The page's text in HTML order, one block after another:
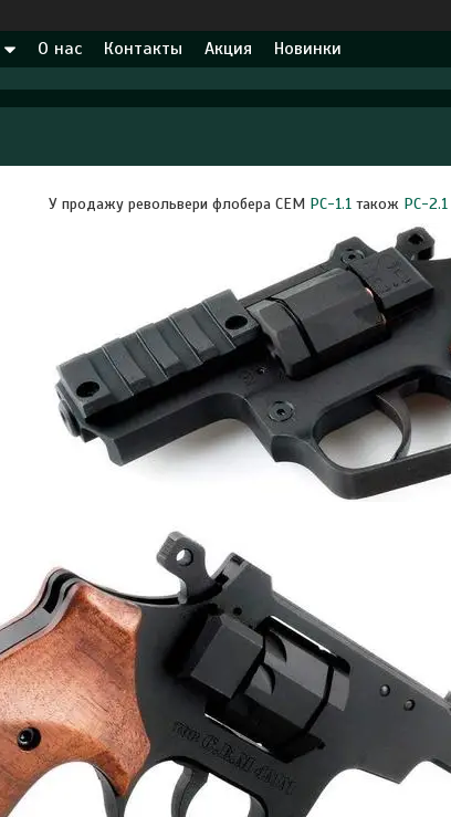
О нас Контакты Акция Новинки
У продажу револьвери флобера СЕМ РС-1.1 також РС-2.1